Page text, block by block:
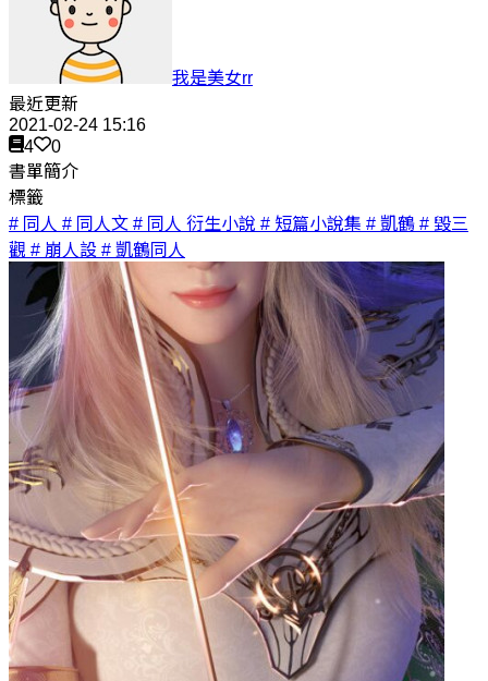
我是美女rr
最近更新
2021-02-24 15:16
4
0
書單簡介
標籤
# 同人 # 同人文 # 同人 衍生小說 # 短篇小說集 # 凱鶴 # 毀三
觀 # 崩人設 # 凱鶴同人